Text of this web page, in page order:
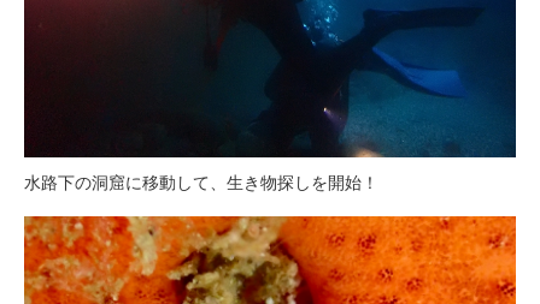
水路下の洞窟に移動して、生き物探しを開始！